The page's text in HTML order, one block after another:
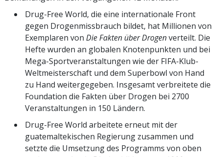
Drug-Free World, die eine internationale Front
gegen Drogenmissbrauch bildet, hat Millionen von
Exemplaren von Die Fakten über Drogenverteilt. Die
Hefte wurden an globalen Knotenpunkten und bei
Mega-Sportveranstaltungen wie der FIFA-Klub-
Weltmeisterschaft und dem Superbowl von Hand
zu Hand weitergegeben. Insgesamt verbreitete die
Foundation die Fakten über Drogen bei 2700
Veranstaltungen in 150 Ländern.
Drug-Free World arbeitete erneut mit der
guatemaltekischen Regierung zusammen und
setzte die Umsetzung des Programms von oben